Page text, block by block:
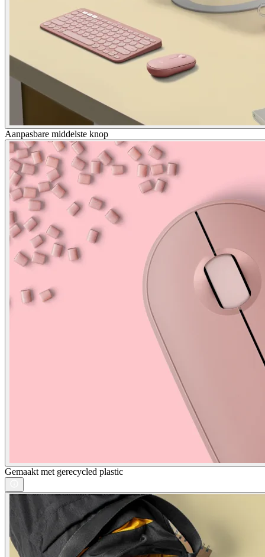
Aanpasbare middelste knop
Gemaakt met gerecycled plastic